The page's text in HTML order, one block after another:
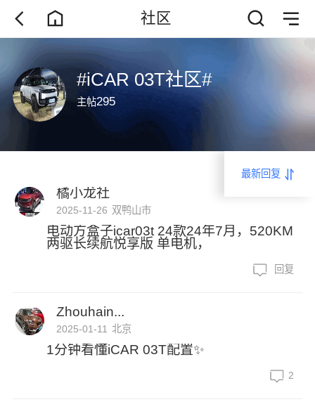
社区
#iCAR 03T社区#
主帖295
最新回复
橘小龙社
2025-11-26 双鸭山市
电动方盒子icar03t 24款24年7月，520KM
两驱长续航悦享版 单电机，
回复
Zhouhain...
2025-01-11 北京
1分钟看懂iCAR 03T配置✨
2